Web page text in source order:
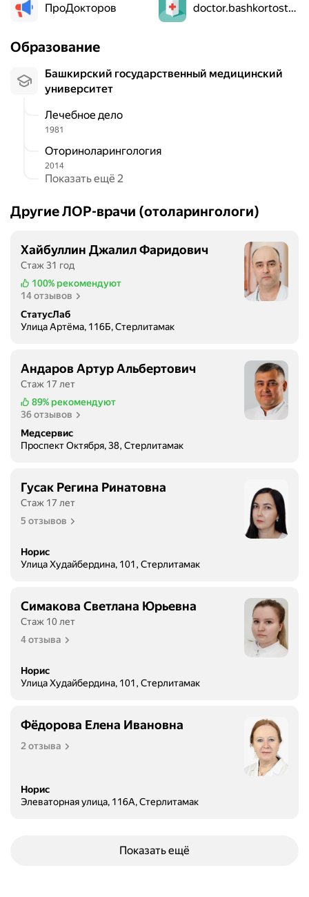
ПроДокторов doctor.bashkortostan.ru
Образование
Башкирский государственный медицинский
университет
Лечебное дело
1981
Оториноларингология
2014
Показать ещё 2
Другие ЛОР-врачи (отоларингологи)
Хайбуллин Джалил Фаридович
Стаж 31 год
100% рекомендуют
14 отзывов
СтатусЛаб
Улица Артёма, 116Б, Стерлитамак
Андаров Артур Альбертович
Стаж 17 лет
89% рекомендуют
36 отзывов
Медсервис
Проспект Октября, 38, Стерлитамак
Гусак Регина Ринатовна
Стаж 17 лет
5 отзывов
Норис
Улица Худайбердина, 101, Стерлитамак
Симакова Светлана Юрьевна
Стаж 10 лет
4 отзыва
Норис
Улица Худайбердина, 101, Стерлитамак
Фёдорова Елена Ивановна
2 отзыва
Норис
Элеваторная улица, 116А, Стерлитамак
Показать ещё